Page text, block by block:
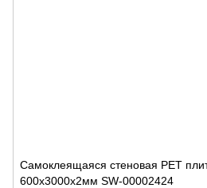
Самоклеящаяся стеновая PET
600х3000х2мм SW-00002424